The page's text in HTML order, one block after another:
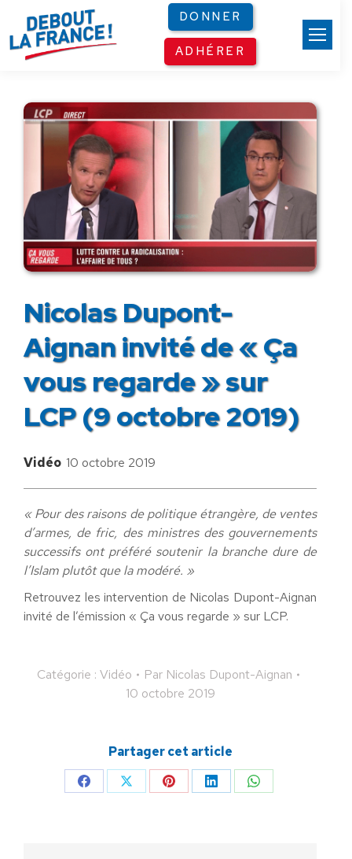
DONNER
ADHÉRER
Nicolas Dupont-
Aignan invité de « Ça
vous regarde » sur
LCP (9 octobre 2019)
Vidéo 10 octobre 2019
« Pour des raisons de politique étrangère, de ventes
d’armes, de fric, des ministres des gouvernements
successifs ont préféré soutenir la branche dure de
l’Islam plutôt que la modéré. »
Retrouvez les intervention de Nicolas Dupont-Aignan
invité de l’émission « Ça vous regarde » sur LCP.
Catégorie : Vidéo Par Nicolas Dupont-Aignan
10 octobre 2019
Partager cet article
PartagerPartagerPartagerPartagerPartager
Panneau de gestion des cookies